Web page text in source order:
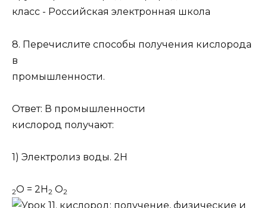
8. Перечислите способы получения кислорода
в
промышленности.
Ответ: В промышленности
кислород получают:
1) Электролиз воды. 2H
2O = 2H2 O2